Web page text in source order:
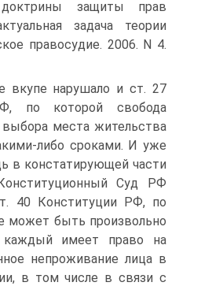
защиты прав
задача теории
правосудие. 2006. N 4.
вкупе нарушало и ст. 27
по которой свобода
места жительства
либо сроками. И уже
в констатирующей части
Суд РФ
40 Конституции РФ, по
может быть произвольно
имеет право на
непроживание лица в
в том числе в связи с